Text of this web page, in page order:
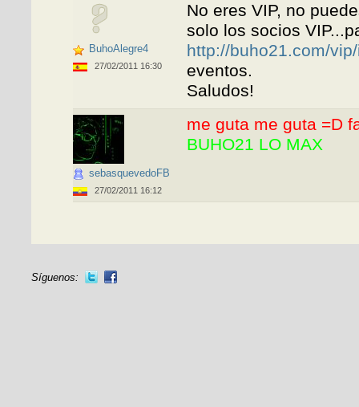
BuhoAlegre4
27/02/2011 16:30
No eres VIP, no
solo los socios
http://buho21.com/
eventos.
Saludos!
sebasquevedoFB
27/02/2011 16:12
me guta me guta =D
BUHO21 LO MAX
Síguenos: